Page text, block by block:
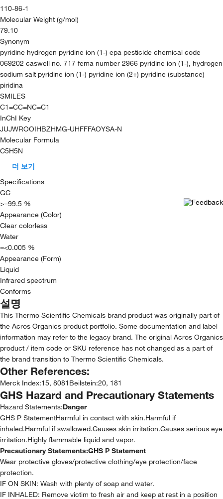
110-86-1
Molecular Weight (g/mol)
79.10
Synonym
pyridine hydrogen pyridine ion (1-) epa pesticide chemical code
069202 caswell no. 717 fema number 2966 pyridine ion (1-), hydrogen
sodium salt pyridine ion (1-) pyridine ion (2+) pyridine (substance)
piridina
SMILES
C1=CC=NC=C1
InChI Key
JUJWROOIHBZHMG-UHFFFAOYSA-N
Molecular Formula
C5H5N
더 보기
Specifications
GC
>=99.5 %
Appearance (Color)
Clear colorless
Water
=<0.005 %
Appearance (Form)
Liquid
Infrared spectrum
Conforms
설명
This Thermo Scientific Chemicals brand product was originally part of
the Acros Organics product portfolio. Some documentation and label
information may refer to the legacy brand. The original Acros Organics
product / item code or SKU reference has not changed as a part of
the brand transition to Thermo Scientific Chemicals.
Other References:
Merck Index:15, 8081 Beilstein:20, 181
GHS Hazard and Precautionary Statements
Hazard Statements:Danger
GHS P StatementHarmful in contact with skin.Harmful if
inhaled.Harmful if swallowed.Causes skin irritation.Causes serious eye
irritation.Highly flammable liquid and vapor.
Precautionary Statements:GHS P Statement
Wear protective gloves/protective clothing/eye protection/face
protection.
IF ON SKIN: Wash with plenty of soap and water.
IF INHALED: Remove victim to fresh air and keep at rest in a position